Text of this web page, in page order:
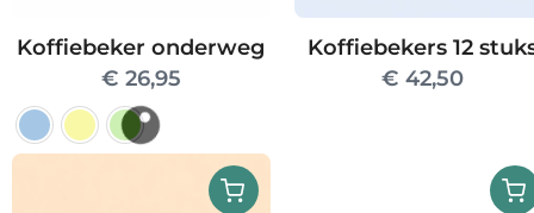
Koffiebeker onderweg
€ 26,95
product
Koffiebekers 12
€ 42,50